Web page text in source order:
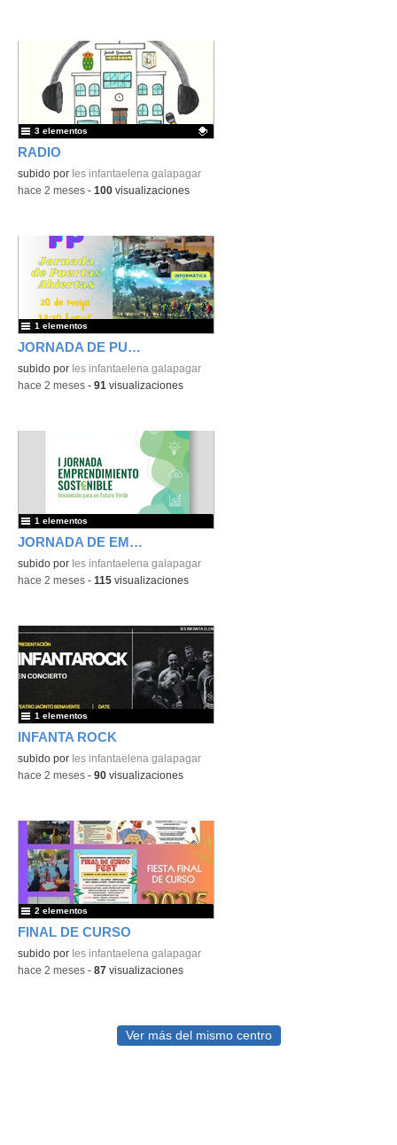
RADIO
Contenido educativo.
subido por Ies infantaelena galapagar
3 elementos
-hace 2 meses - 100 visualizaciones
JORNADA DE PUERTAS ABIERTAS
subido por Ies infantaelena galapagar
1 elementos
-hace 2 meses - 91 visualizaciones
JORNADA DE EMPRENDIMIENTO
subido por Ies infantaelena galapagar
1 elementos
-hace 2 meses - 115 visualizaciones
INFANTA ROCK
subido por Ies infantaelena galapagar
1 elementos
-hace 2 meses - 90 visualizaciones
FINAL DE CURSO
subido por Ies infantaelena galapagar
2 elementos
-hace 2 meses - 87 visualizaciones
Ver más del mismo centro